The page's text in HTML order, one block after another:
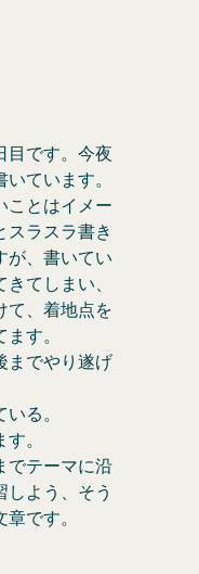
目です。今夜
ています。
ことはイメー
スラスラ書き
が、書いてい
てしまい、
て、着地点を
す。
までやり遂げ
る。
。
でテーマに沿
しよう、そう
です。